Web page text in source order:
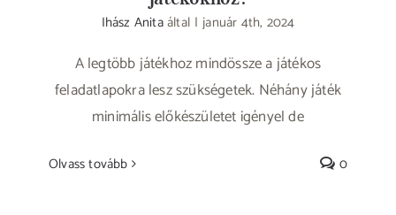
Ihász Anitaáltal | január 4th, 2024
A legtöbb játékhoz mindössze a játékos
feladatlapokra lesz szükségetek. Néhány játék
minimális előkészületet igényel de
Olvass tovább 0